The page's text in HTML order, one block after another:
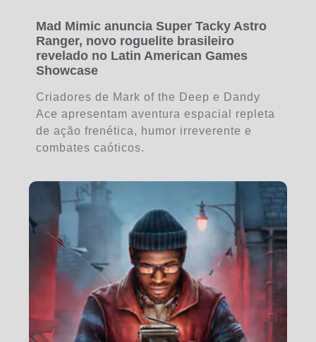
Mad Mimic anuncia Super Tacky Astro
Ranger, novo roguelite brasileiro
revelado no Latin American Games
Showcase
Criadores de Mark of the Deep e Dandy
Ace apresentam aventura espacial repleta
de ação frenética, humor irreverente e
combates caóticos.